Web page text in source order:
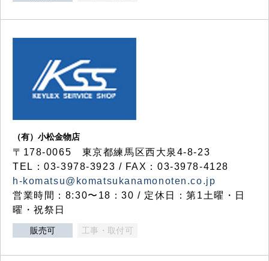
（有）小松金物店
〒178-0065 東京都練馬区西大泉4-8-23
TEL：03-3978-3923 / FAX：03-3978-4128
h-komatsu@komatsukanamonoten.co.jp
営業時間：8:30〜18：30 / 定休日：第1土曜・日
曜・祝祭日
販売可 工事・取付可